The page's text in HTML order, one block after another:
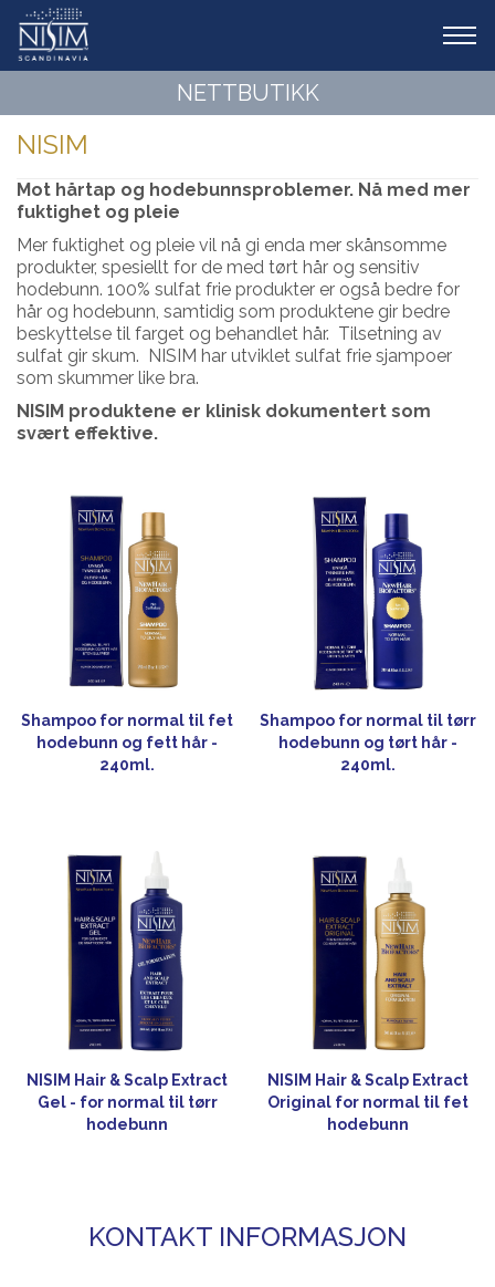
NETTBUTIKK
NISIM
Mot hårtap og hodebunnsproblemer. Nå med mer
fuktighet og pleie
Mer fuktighet og pleie vil nå gi enda mer skånsomme
produkter, spesiellt for de med tørt hår og sensitiv
hodebunn. 100% sulfat frie produkter er også bedre for
hår og hodebunn, samtidig som produktene gir bedre
beskyttelse til farget og behandlet hår. Tilsetning av
sulfat gir skum. NISIM har utviklet sulfat frie sjampoer
som skummer like bra.
NISIM produktene er klinisk dokumentert som
svært effektive.
Shampoo for normal til fet
hodebunn og fett hår -
240ml.
Shampoo for normal til tørr
hodebunn og tørt hår -
240ml.
NISIM Hair & Scalp Extract
Gel - for normal til tørr
hodebunn
NISIM Hair & Scalp Extract
Original for normal til fet
hodebunn
KONTAKT INFORMASJON